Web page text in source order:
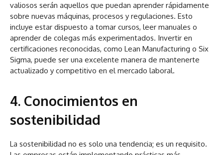
valiosos serán aquellos que puedan aprender rápidamente
sobre nuevas máquinas, procesos y regulaciones. Esto
incluye estar dispuesto a tomar cursos, leer manuales o
aprender de colegas más experimentados. Invertir en
certificaciones reconocidas, como Lean Manufacturing o Six
Sigma, puede ser una excelente manera de mantenerte
actualizado y competitivo en el mercado laboral.
4. Conocimientos en
sostenibilidad
La sostenibilidad no es solo una tendencia; es un requisito.